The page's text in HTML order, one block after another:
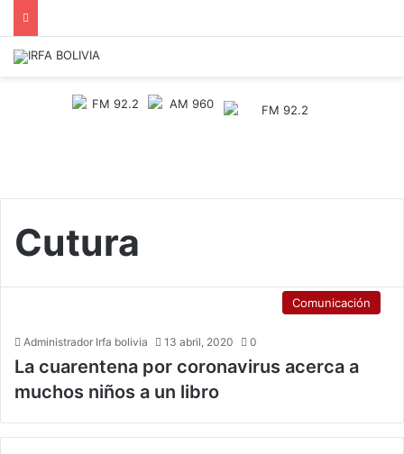
Cutura
Comunicación
Administrador Irfa bolivia 13 abril, 2020 0
La cuarentena por coronavirus acerca a
muchos niños a un libro